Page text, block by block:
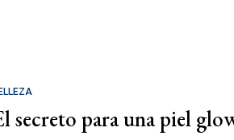
secreto para una piel